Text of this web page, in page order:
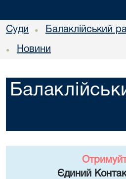
Суди • Балаклійський
• Новини
Єдиний